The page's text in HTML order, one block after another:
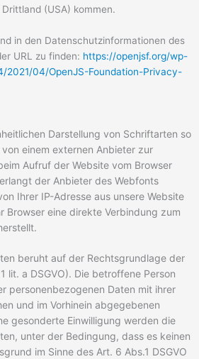
(USA) kommen.
in den Datenschutzinformationen des
URL zu finden: https://openjsf.org/wp-
2021/04/OpenJS-Foundation-Privacy-
Darstellung von Schriftarten so
einem externen Anbieter zur
Aufruf der Website vom Browser
der Anbieter des Webfonts
Ihrer IP-Adresse aus unsere Website
Browser eine direkte Verbindung zum
beruht auf der Rechtsgrundlage der
lit. a DSGVO). Die betroffene Person
personenbezogenen Daten mit ihrer
und im Vorhinein abgegebenen
gesonderte Einwilligung werden die
unter der Bedingung, dass es keinen
im Sinne des Art. 6 Abs.1 DSGVO